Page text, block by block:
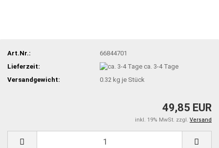
Art.Nr.:
66844701
Lieferzeit:
ca. 3-4 Tage
Versandgewicht:
0.32 kg je Stück
49,85 EUR
inkl. 19% MwSt. zzgl. Versand